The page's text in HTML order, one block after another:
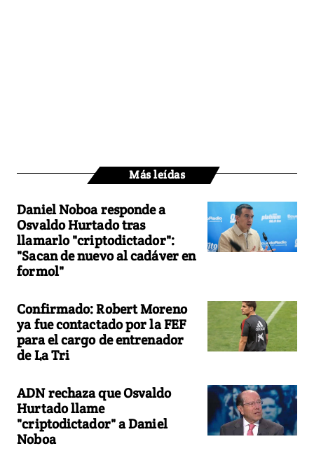
Más leídas
Daniel Noboa responde a
Osvaldo Hurtado tras
llamarlo "criptodictador":
"Sacan de nuevo al cadáver en
formol"
Confirmado: Robert Moreno
ya fue contactado por la FEF
para el cargo de entrenador
de La Tri
ADN rechaza que Osvaldo
Hurtado llame
"criptodictador" a Daniel
Noboa